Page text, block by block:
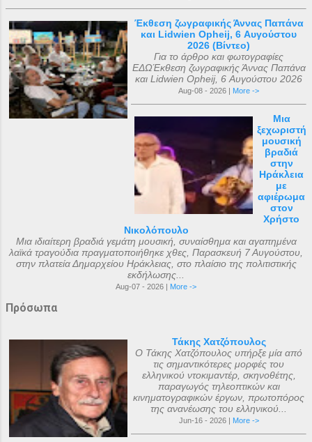
Έκθεση ζωγραφικής Άννας Παπάνα
και Lidwien Opheij, 6 Αυγούστου
2026 (Βίντεο)
Για το άρθρο και φωτογραφίες
ΕΔΩΈκθεση ζωγραφικής Άννας Παπάνα
και Lidwien Opheij, 6 Αυγούστου 2026
Aug-08 - 2026 | More ->
Μια
ξεχωριστή
μουσική
βραδιά
στην
Ηράκλεια
με
αφιέρωμα
στον
Χρήστο
Νικολόπουλο
Μια ιδιαίτερη βραδιά γεμάτη μουσική, συναίσθημα και αγαπημένα
λαϊκά τραγούδια πραγματοποιήθηκε χθες, Παρασκευή 7 Αυγούστου,
στην πλατεία Δημαρχείου Ηράκλειας, στο πλαίσιο της πολιτιστικής
εκδήλωσης...
Aug-07 - 2026 | More ->
Πρόσωπα
Τάκης Χατζόπουλος
Ο Τάκης Χατζόπουλος υπήρξε μία από
τις σημαντικότερες μορφές του
ελληνικού ντοκιμαντέρ, σκηνοθέτης,
παραγωγός τηλεοπτικών και
κινηματογραφικών έργων, πρωτοπόρος
της ανανέωσης του ελληνικού...
Jun-16 - 2026 | More ->